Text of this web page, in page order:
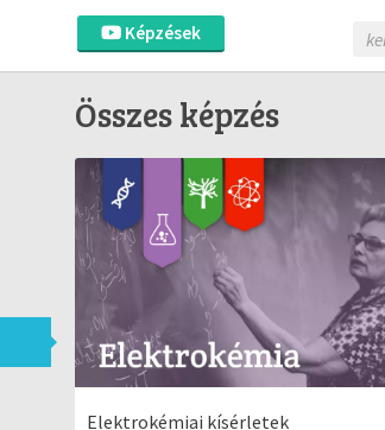
Képzések
Összes képzés
Elektrokémiai kísérletek